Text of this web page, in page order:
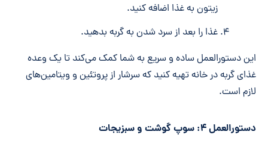
زیتون به غذا اضافه کنید.
غذا را بعد از سرد شدن به گربه بدهید.
این دستورالعمل ساده و سریع به شما کمک می‌کند تا یک وعده
غذای گربه در خانه تهیه کنید که سرشار از پروتئین و ویتامین‌های
لازم است.
دستورالعمل ۴: سوپ گوشت و سبزیجات